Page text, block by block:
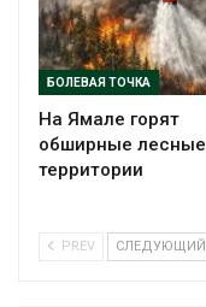
БОЛЕВАЯ ТОЧКА
На Ямале горят
обширные лесные
территории
PREV СЛЕДУЮЩИЙ